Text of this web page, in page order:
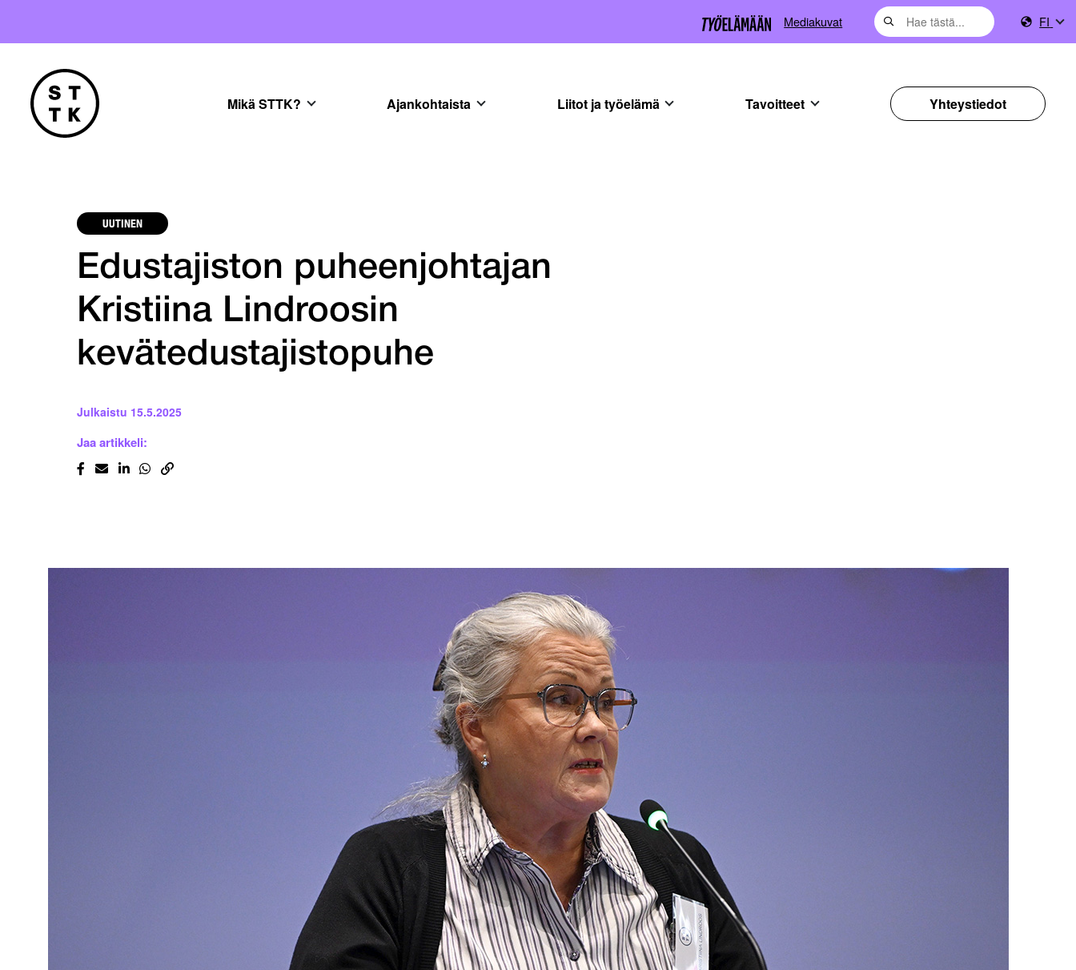
Mediakuvat FI
Mikä STTK? Ajankohtaista Liitot ja työelämä Tavoitteet Yhteystiedot
UUTINEN
Edustajiston puheenjohtajan
Kristiina Lindroosin
kevätedustajistopuhe
Julkaistu 15.5.2025
Jaa artikkeli: